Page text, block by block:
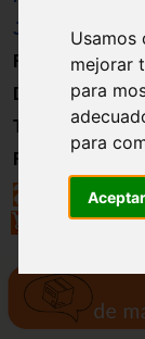
Usamos
mejorar
para
para
Aceptar
Juguetes
Formación
Directorio
Trabajo
Registro